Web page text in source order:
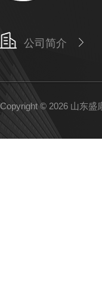
公司简介
Copyright © 2026 山东